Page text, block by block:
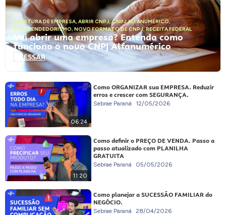
ABERTURA DE EMPRESA, ABRIR CNPJ,CNPJ ALFANUMÉRICO,
EMPREENDEDORISMO, NOVO FORMATO DE CNPJ,RECEITA FEDERAL
Vai abrir uma empresa? Entenda como
funciona o novo CNPJ Alfanumérico
ACESSAR
06:24
Como ORGANIZAR sua EMPRESA. Reduzir
erros e crescer com SEGURANÇA.
Sebrae Paraná 12/05/2026
11:20
Como definir o PREÇO DE VENDA. Passo a
passo atualizado com PLANILHA
GRATUITA
Sebrae Paraná 05/05/2026
Como planejar a SUCESSÃO FAMILIAR do
NEGÓCIO.
Sebrae Paraná 28/04/2026